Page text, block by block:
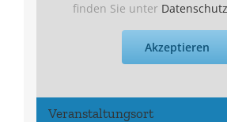
Veranstaltungsort
finden Sie unter
Akzeptieren